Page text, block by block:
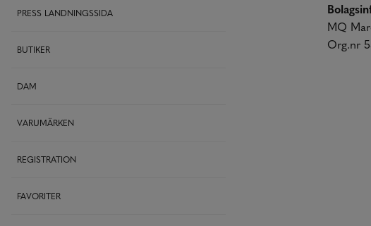
PRESS LANDNINGSSIDA
BUTIKER
DAM
VARUMÄRKEN
REGISTRATION
FAVORITER
MQ
Org.nr